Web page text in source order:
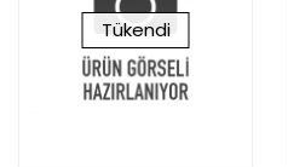
Tükendi